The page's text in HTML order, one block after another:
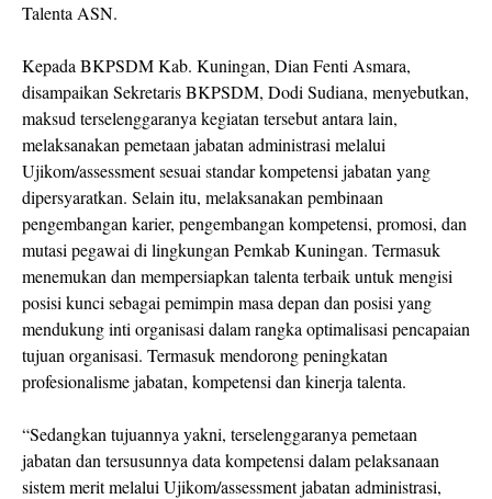
Talenta ASN.
Kepada BKPSDM Kab. Kuningan, Dian Fenti Asmara,
disampaikan Sekretaris BKPSDM, Dodi Sudiana, menyebutkan,
maksud terselenggaranya kegiatan tersebut antara lain,
melaksanakan pemetaan jabatan administrasi melalui
Ujikom/assessment sesuai standar kompetensi jabatan yang
dipersyaratkan. Selain itu, melaksanakan pembinaan
pengembangan karier, pengembangan kompetensi, promosi, dan
mutasi pegawai di lingkungan Pemkab Kuningan. Termasuk
menemukan dan mempersiapkan talenta terbaik untuk mengisi
posisi kunci sebagai pemimpin masa depan dan posisi yang
mendukung inti organisasi dalam rangka optimalisasi pencapaian
tujuan organisasi. Termasuk mendorong peningkatan
profesionalisme jabatan, kompetensi dan kinerja talenta.
“Sedangkan tujuannya yakni, terselenggaranya pemetaan
jabatan dan tersusunnya data kompetensi dalam pelaksanaan
sistem merit melalui Ujikom/assessment jabatan administrasi,